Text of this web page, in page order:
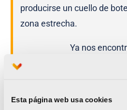
Esta página web usa cookies
producirse un cuello de
zona estrecha.
Ya nos